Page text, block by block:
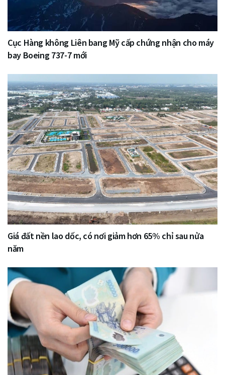
Cục Hàng không Liên bang Mỹ cấp chứng nhận cho máy
bay Boeing 737-7 mới
Giá đất nền lao dốc, có nơi giảm hơn 65% chỉ sau nửa
năm